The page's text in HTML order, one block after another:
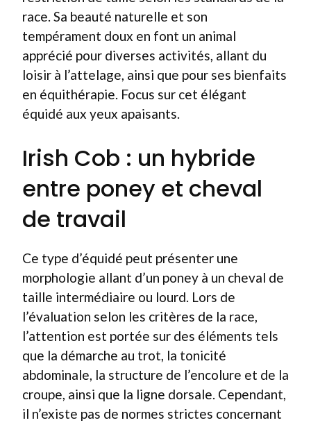
race. Sa beauté naturelle et son
tempérament doux en font un animal
apprécié pour diverses activités, allant du
loisir à l’attelage, ainsi que pour ses bienfaits
en équithérapie. Focus sur cet élégant
équidé aux yeux apaisants.
Irish Cob : un hybride
entre poney et cheval
de travail
Ce type d’équidé peut présenter une
morphologie allant d’un poney à un cheval de
taille intermédiaire ou lourd. Lors de
l’évaluation selon les critères de la race,
l’attention est portée sur des éléments tels
que la démarche au trot, la tonicité
abdominale, la structure de l’encolure et de la
croupe, ainsi que la ligne dorsale. Cependant,
il n’existe pas de normes strictes concernant